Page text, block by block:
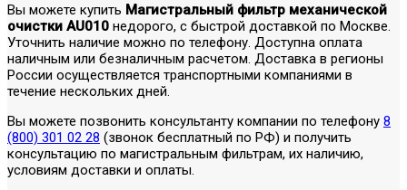
Вы можете купить Магистральный фильтр механической
очистки AU010 недорого, с быстрой доставкой по Москве.
Уточнить наличие можно по телефону. Доступна оплата
наличным или безналичным расчетом. Доставка в регионы
России осуществляется транспортными компаниями в
течение нескольких дней.
Вы можете позвонить консультанту компании по телефону 8
(800) 301 02 28 (звонок бесплатный по РФ) и получить
консультацию по магистральным фильтрам, их наличию,
условиям доставки и оплаты.